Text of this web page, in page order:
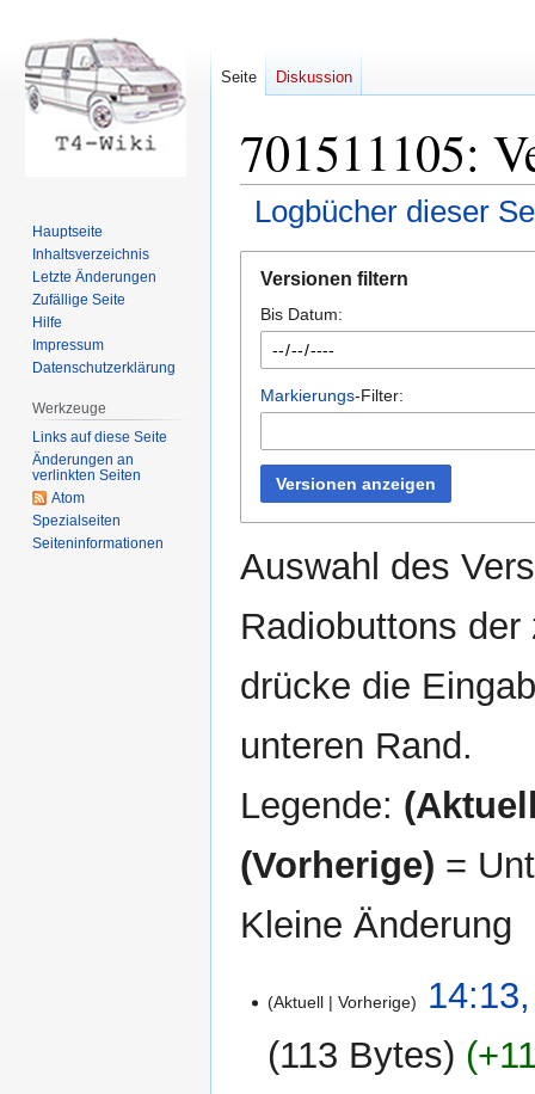
701511105:
Logbücher dieser
Navigation
springen
Suche
springen
Versionen filtern
Bis Datum:
Markierungs-Filter:
Versionen anzeigen
Auswahl des
Radiobuttons
drücke die
unteren Rand.
Legende:
(Vorherige) =
Kleine Änderung
AugustAktuell Vorherige
113 Bytes
Seite Diskussion
Hauptseite
Inhaltsverzeichnis
Letzte Änderungen
Zufällige Seite
Hilfe
Impressum
Datenschutzerklärung
Werkzeuge
Links auf diese Seite
Änderungen an
verlinkten Seiten
Atom
Spezialseiten
Seiten­informationen